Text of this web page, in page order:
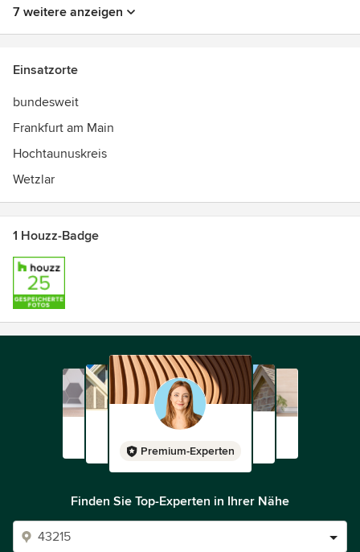
7 weitere anzeigen
Einsatzorte
bundesweit
Frankfurt am Main
Hochtaunuskreis
Wetzlar
1 Houzz-Badge
Premium-Experten
Finden Sie Top-Experten in Ihrer Nähe